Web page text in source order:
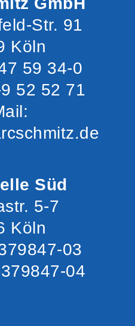
Str. 91
Köln
59 34-0
52 52 71
Süd
5-7
Köln
03
04